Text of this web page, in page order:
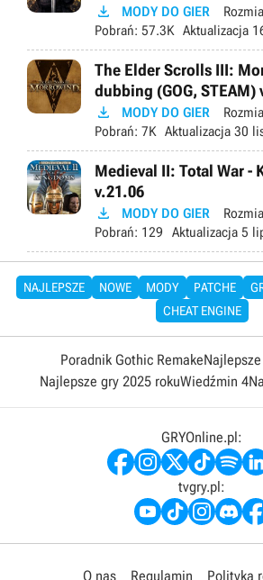
 MODY DO GIER
Pobrań: 57.3K Aktualizacja
The Elder Scrolls III:
dubbing (GOG, STEAM)
 MODY DO GIER
Pobrań: 7K Aktualizacja 30
Medieval II: Total War -
v.21.06
 MODY DO GIER
Pobrań: 129 Aktualizacja 5
NAJLEPSZE NOWE MODY PATCHE
CHEAT ENGINE
Poradnik Gothic Remake
Najlepsze gry 2025 rokuWiedźmin 4
GRYOnline.pl:
tvgry.pl:
O nas Regulamin Polityka